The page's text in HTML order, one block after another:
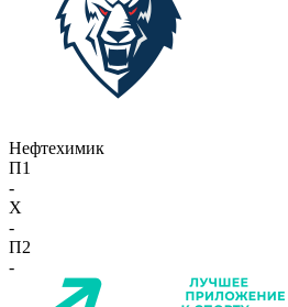
Нефтехимик
П1
-
X
-
П2
-